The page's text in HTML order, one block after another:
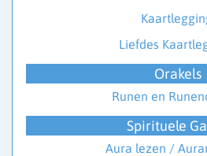
Liefdes
Orakels
Runen en
Spirituele
Aura lezen /